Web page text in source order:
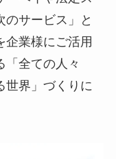
のサービス」と
企業様にご活用
「全ての人々
世界」づくりに